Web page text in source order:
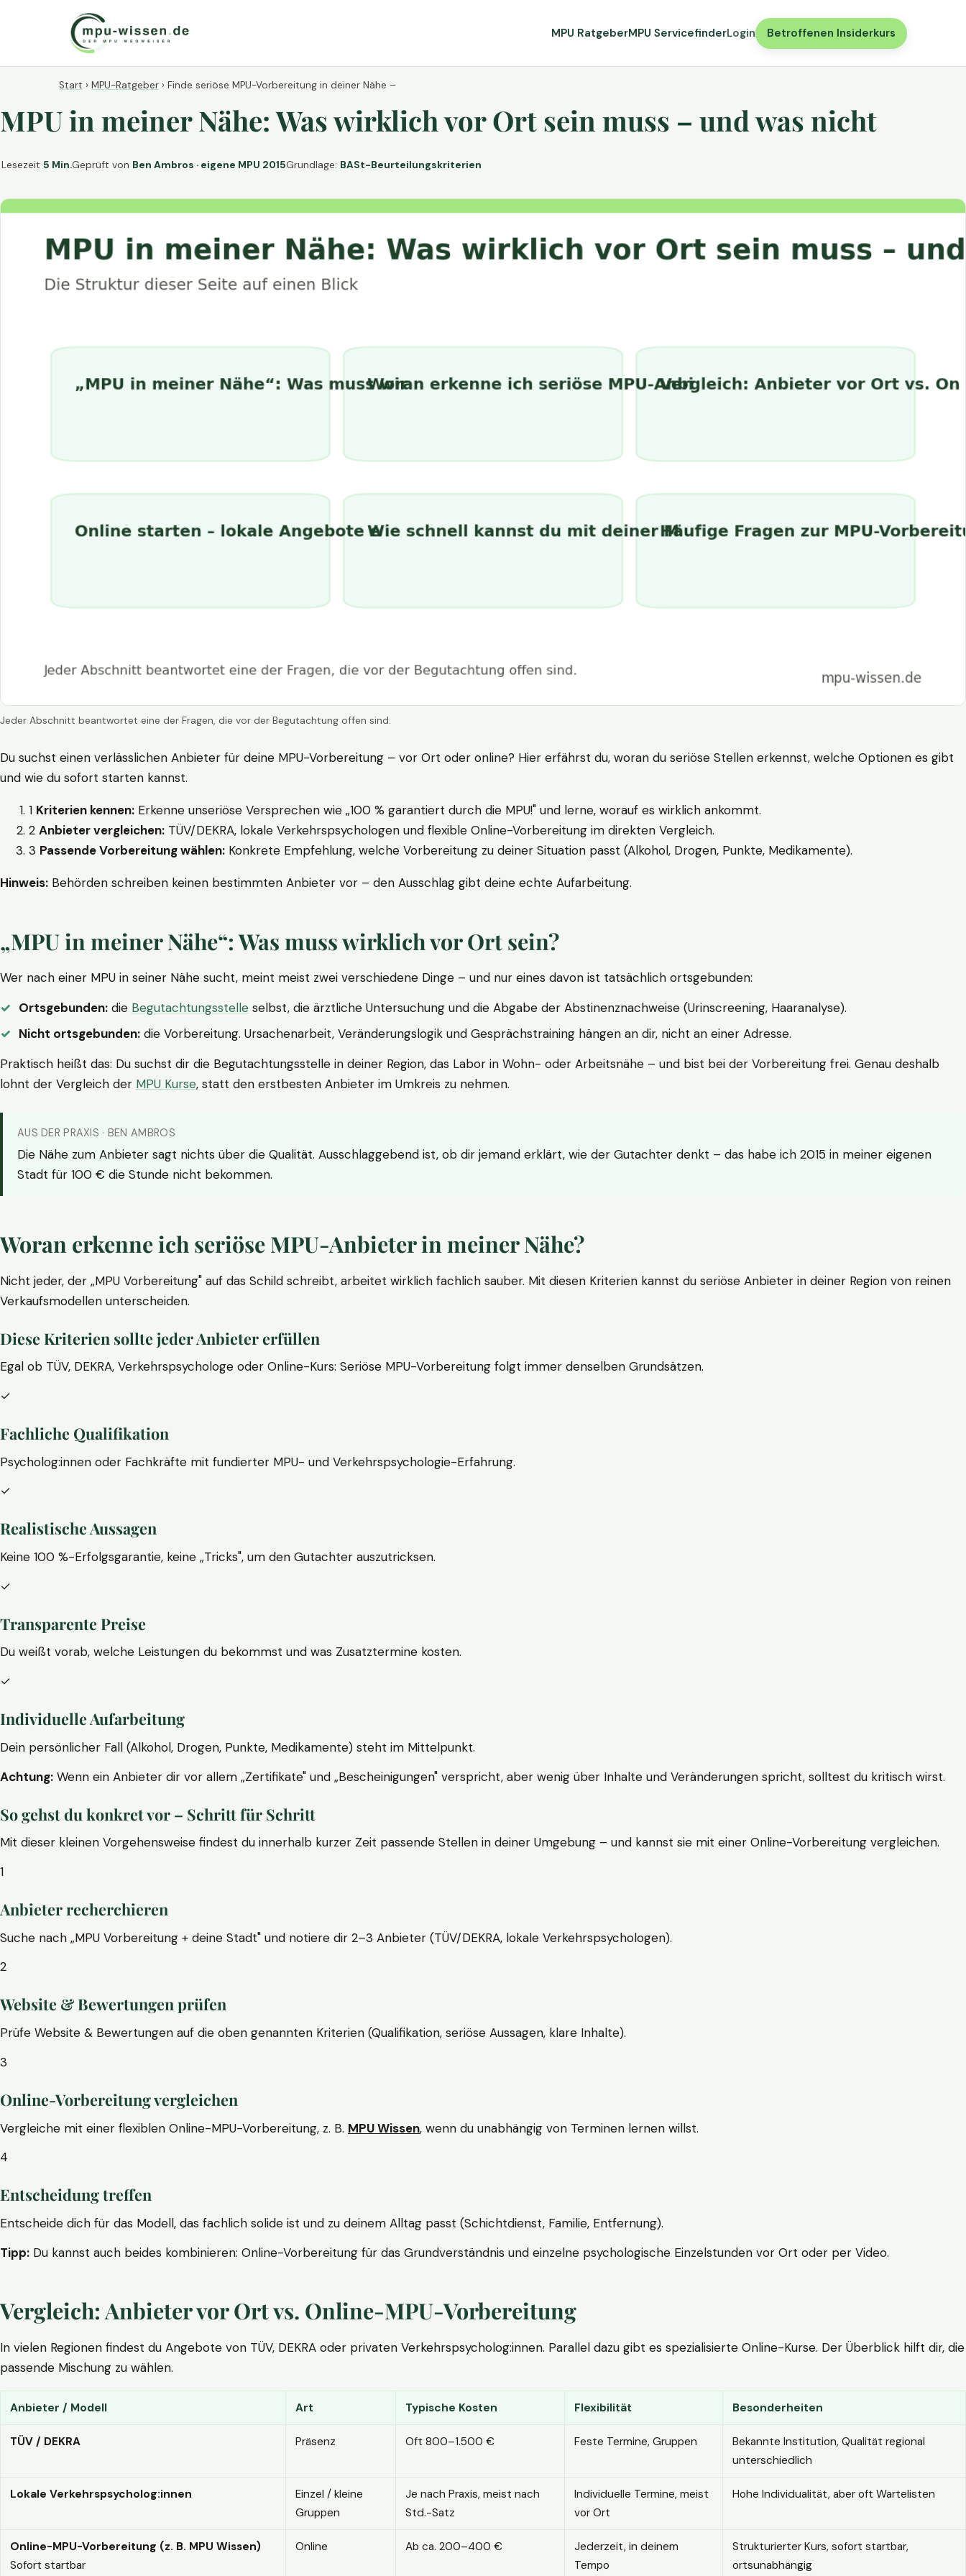
MPU RatgeberMPU ServicefinderLogin Betroffenen Insiderkurs
Start › MPU-Ratgeber › Finde seriöse MPU-Vorbereitung in deiner Nähe –
MPU in meiner Nähe: Was wirklich vor Ort sein muss – und was nicht
Lesezeit 5 Min.Geprüft von Ben Ambros · eigene MPU 2015Grundlage: BASt-Beurteilungskriterien
Jeder Abschnitt beantwortet eine der Fragen, die vor der Begutachtung offen sind.
Du suchst einen verlässlichen Anbieter für deine MPU-Vorbereitung – vor Ort oder online? Hier erfährst du, woran du seriöse Stellen erkennst, welche Optionen es gibt
und wie du sofort starten kannst.
1 Kriterien kennen: Erkenne unseriöse Versprechen wie „100 % garantiert durch die MPU!" und lerne, worauf es wirklich ankommt.
2 Anbieter vergleichen: TÜV/DEKRA, lokale Verkehrspsychologen und flexible Online-Vorbereitung im direkten Vergleich.
3 Passende Vorbereitung wählen: Konkrete Empfehlung, welche Vorbereitung zu deiner Situation passt (Alkohol, Drogen, Punkte, Medikamente).
Hinweis: Behörden schreiben keinen bestimmten Anbieter vor – den Ausschlag gibt deine echte Aufarbeitung.
„MPU in meiner Nähe“: Was muss wirklich vor Ort sein?
Wer nach einer MPU in seiner Nähe sucht, meint meist zwei verschiedene Dinge – und nur eines davon ist tatsächlich ortsgebunden:
Ortsgebunden: die Begutachtungsstelle selbst, die ärztliche Untersuchung und die Abgabe der Abstinenznachweise (Urinscreening, Haaranalyse).
Nicht ortsgebunden: die Vorbereitung. Ursachenarbeit, Veränderungslogik und Gesprächstraining hängen an dir, nicht an einer Adresse.
Praktisch heißt das: Du suchst dir die Begutachtungsstelle in deiner Region, das Labor in Wohn- oder Arbeitsnähe – und bist bei der Vorbereitung frei. Genau deshalb
lohnt der Vergleich der MPU Kurse, statt den erstbesten Anbieter im Umkreis zu nehmen.
AUS DER PRAXIS · BEN AMBROS
Die Nähe zum Anbieter sagt nichts über die Qualität. Ausschlaggebend ist, ob dir jemand erklärt, wie der Gutachter denkt – das habe ich 2015 in meiner eigenen
Stadt für 100 € die Stunde nicht bekommen.
Woran erkenne ich seriöse MPU-Anbieter in meiner Nähe?
Nicht jeder, der „MPU Vorbereitung" auf das Schild schreibt, arbeitet wirklich fachlich sauber. Mit diesen Kriterien kannst du seriöse Anbieter in deiner Region von reinen
Verkaufsmodellen unterscheiden.
Diese Kriterien sollte jeder Anbieter erfüllen
Egal ob TÜV, DEKRA, Verkehrspsychologe oder Online-Kurs: Seriöse MPU-Vorbereitung folgt immer denselben Grundsätzen.
✓
Fachliche Qualifikation
Psycholog:innen oder Fachkräfte mit fundierter MPU- und Verkehrspsychologie-Erfahrung.
✓
Realistische Aussagen
Keine 100 %-Erfolgsgarantie, keine „Tricks", um den Gutachter auszutricksen.
✓
Transparente Preise
Du weißt vorab, welche Leistungen du bekommst und was Zusatztermine kosten.
✓
Individuelle Aufarbeitung
Dein persönlicher Fall (Alkohol, Drogen, Punkte, Medikamente) steht im Mittelpunkt.
Achtung: Wenn ein Anbieter dir vor allem „Zertifikate" und „Bescheinigungen" verspricht, aber wenig über Inhalte und Veränderungen spricht, solltest du kritisch wirst.
So gehst du konkret vor – Schritt für Schritt
Mit dieser kleinen Vorgehensweise findest du innerhalb kurzer Zeit passende Stellen in deiner Umgebung – und kannst sie mit einer Online-Vorbereitung vergleichen.
1
Anbieter recherchieren
Suche nach „MPU Vorbereitung + deine Stadt" und notiere dir 2–3 Anbieter (TÜV/DEKRA, lokale Verkehrspsychologen).
2
Website & Bewertungen prüfen
Prüfe Website & Bewertungen auf die oben genannten Kriterien (Qualifikation, seriöse Aussagen, klare Inhalte).
3
Online-Vorbereitung vergleichen
Vergleiche mit einer flexiblen Online-MPU-Vorbereitung, z. B. MPU Wissen, wenn du unabhängig von Terminen lernen willst.
4
Entscheidung treffen
Entscheide dich für das Modell, das fachlich solide ist und zu deinem Alltag passt (Schichtdienst, Familie, Entfernung).
Tipp: Du kannst auch beides kombinieren: Online-Vorbereitung für das Grundverständnis und einzelne psychologische Einzelstunden vor Ort oder per Video.
Vergleich: Anbieter vor Ort vs. Online-MPU-Vorbereitung
In vielen Regionen findest du Angebote von TÜV, DEKRA oder privaten Verkehrspsycholog:innen. Parallel dazu gibt es spezialisierte Online-Kurse. Der Überblick hilft dir, die
passende Mischung zu wählen.
Anbieter / Modell Art Typische Kosten Flexibilität Besonderheiten
TÜV / DEKRA Präsenz Oft 800–1.500 € Feste Termine, Gruppen
Bekannte Institution, Qualität regional
unterschiedlich
Lokale Verkehrspsycholog:innen
Einzel / kleine
Gruppen
Je nach Praxis, meist nach
Std.-Satz
Individuelle Termine, meist
vor Ort
Hohe Individualität, aber oft Wartelisten
Online-MPU-Vorbereitung (z. B. MPU Wissen)
Sofort startbar
Online Ab ca. 200–400 €
Jederzeit, in deinem
Tempo
Strukturierter Kurs, sofort startbar,
ortsunabhängig